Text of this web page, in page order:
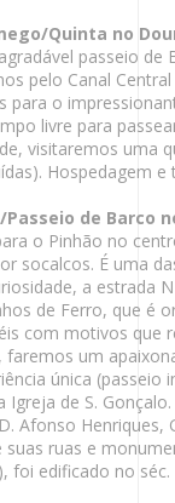
Quinta no
passeio de
pelo Canal
para o
livre para
visitaremos uma
Hospedagem e
de Barco
o Pinhão no
socalcos. É uma
a estrada
de Ferro, que
com motivos que
faremos um
única
de S.
Afonso
ruas e
foi edificado no